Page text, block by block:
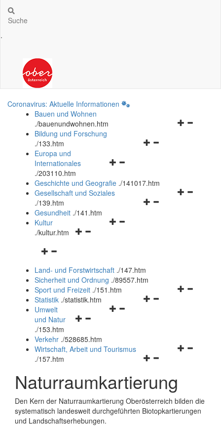
Suche
.
Coronavirus: Aktuelle Informationen
Bauen und Wohnen
./bauenundwohnen.htm
Navigationsmenü
Bildung und Forschung
./133.htm
Navigationsmenü
und
schließen
Europa und
Internationales
./203110.htm
Geschichte und Geografie ./141017.htm
Navigationsmenü
Gesellschaft und Soziales
./139.htm
Navigationsmenü
Gesundheit ./141.htm
Navigationsmenü
Kultur
./kultur.htm
Navigationsmenü
und
schließen
Land- und Forstwirtschaft ./147.htm
Sicherheit und Ordnung ./89557.htm
Navigationsmenü
Sport und Freizeit ./151.htm
Navigationsmenü
Statistik ./statistik.htm
Navigationsmenü
und
schließen
Umwelt
und Natur
./153.htm
Verkehr ./528685.htm
Navigationsmenü
und
schließen
Wirtschaft, Arbeit und Tourismus
./157.htm
Naturraumkartierung
Den Kern der Naturraumkartierung Oberösterreich bilden die
systematisch landesweit durchgeführten Biotopkartierungen
und Landschaftserhebungen.